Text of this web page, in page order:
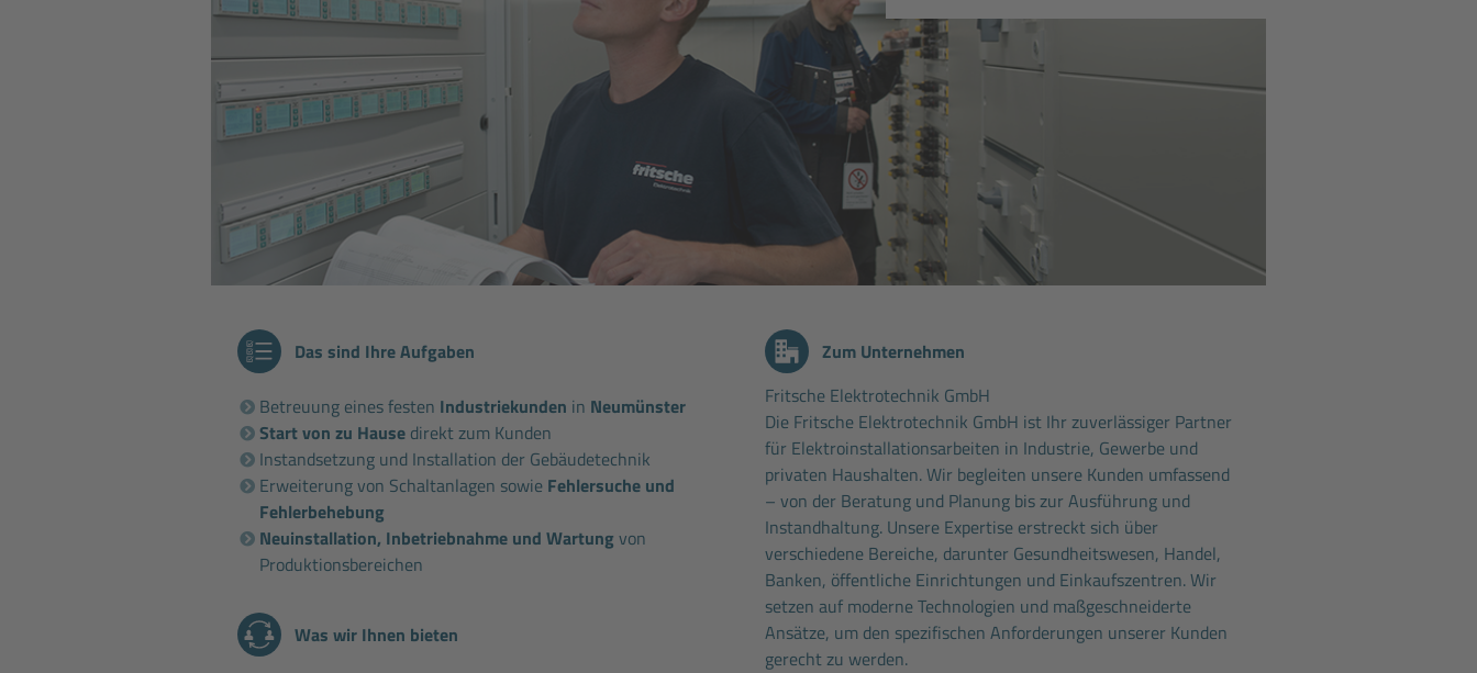
Das sind Ihre Aufgaben
Betreuung eines festen Industriekunden in Neumünster
Start von zu Hause direkt zum Kunden
Instandsetzung und Installation der Gebäudetechnik
Erweiterung von Schaltanlagen sowie Fehlersuche und
Fehlerbehebung
Neuinstallation, Inbetriebnahme und Wartung von
Produktionsbereichen
Was wir Ihnen bieten
Zum Unternehmen
Fritsche Elektrotechnik GmbH
Die Fritsche Elektrotechnik GmbH ist Ihr zuverlässiger Partner
für Elektroinstallationsarbeiten in Industrie, Gewerbe und
privaten Haushalten. Wir begleiten unsere Kunden umfassend
– von der Beratung und Planung bis zur Ausführung und
Instandhaltung. Unsere Expertise erstreckt sich über
verschiedene Bereiche, darunter Gesundheitswesen, Handel,
Banken, öffentliche Einrichtungen und Einkaufszentren. Wir
setzen auf moderne Technologien und maßgeschneiderte
Ansätze, um den spezifischen Anforderungen unserer Kunden
gerecht zu werden.